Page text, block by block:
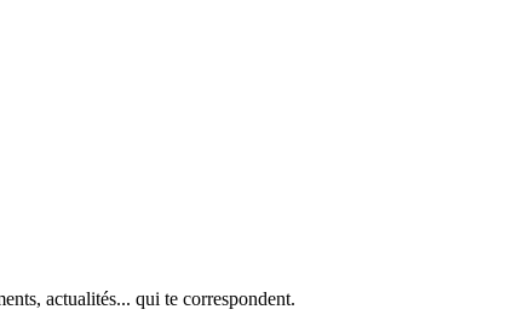
actualités... qui te correspondent.